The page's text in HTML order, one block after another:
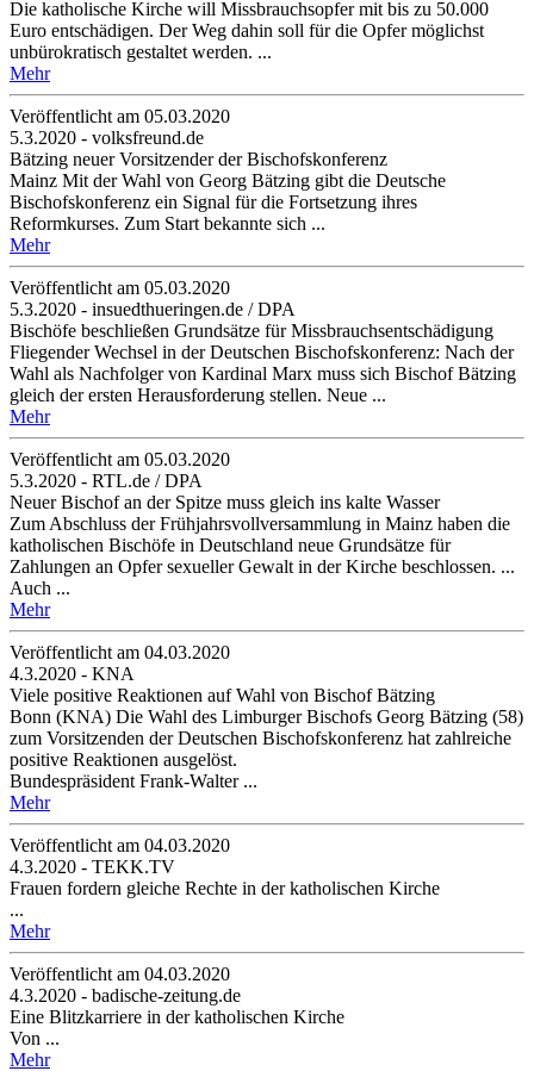
Die katholische Kirche will Missbrauchsopfer mit bis zu 50.000
Euro entschädigen. Der Weg dahin soll für die Opfer möglichst
unbürokratisch gestaltet werden. ...
Mehr
Veröffentlicht am 05­.03.2020
5.3.2020 - volksfreund.de
Bätzing neuer Vorsitzender der Bischofskonferenz
Mainz Mit der Wahl von Georg Bätzing gibt die Deutsche
Bischofskonferenz ein Signal für die Fortsetzung ihres
Reformkurses. Zum Start bekannte sich ...
Mehr
Veröffentlicht am 05­.03.2020
5.3.2020 - insuedthueringen.de / DPA
Bischöfe beschließen Grundsätze für Missbrauchsentschädigung
Fliegender Wechsel in der Deutschen Bischofskonferenz: Nach der
Wahl als Nachfolger von Kardinal Marx muss sich Bischof Bätzing
gleich der ersten Herausforderung stellen. Neue ...
Mehr
Veröffentlicht am 05­.03.2020
5.3.2020 - RTL.de / DPA
Neuer Bischof an der Spitze muss gleich ins kalte Wasser
Zum Abschluss der Frühjahrsvollversammlung in Mainz haben die
katholischen Bischöfe in Deutschland neue Grundsätze für
Zahlungen an Opfer sexueller Gewalt in der Kirche beschlossen. ...
Auch ...
Mehr
Veröffentlicht am 04­.03.2020
4.3.2020 - KNA
Viele positive Reaktionen auf Wahl von Bischof Bätzing
Bonn (KNA) Die Wahl des Limburger Bischofs Georg Bätzing (58)
zum Vorsitzenden der Deutschen Bischofskonferenz hat zahlreiche
positive Reaktionen ausgelöst.
Bundespräsident Frank-Walter ...
Mehr
Veröffentlicht am 04­.03.2020
4.3.2020 - TEKK.TV
Frauen fordern gleiche Rechte in der katholischen Kirche
...
Mehr
Veröffentlicht am 04­.03.2020
4.3.2020 - badische-zeitung.de
Eine Blitzkarriere in der katholischen Kirche
Von ...
Mehr